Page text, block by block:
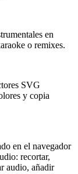
en
o remixes.
SVG
y copia
en el navegador
recortar,
audio, añadir